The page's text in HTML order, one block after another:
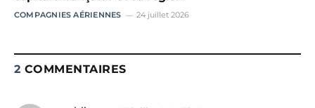
COMPAGNIES AÉRIENNES 24 juillet 2026
2 COMMENTAIRES